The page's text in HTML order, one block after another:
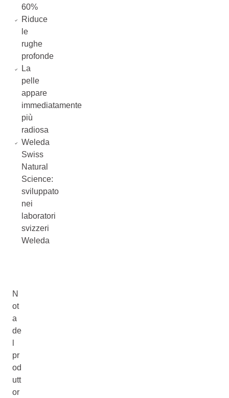
60%
Riduce
le
rughe
profonde
La
pelle
appare
immediatamente
più
radiosa
Weleda
Swiss
Natural
Science:
sviluppato
nei
laboratori
svizzeri
Weleda
N
ot
a
de
pr
od
utt
or